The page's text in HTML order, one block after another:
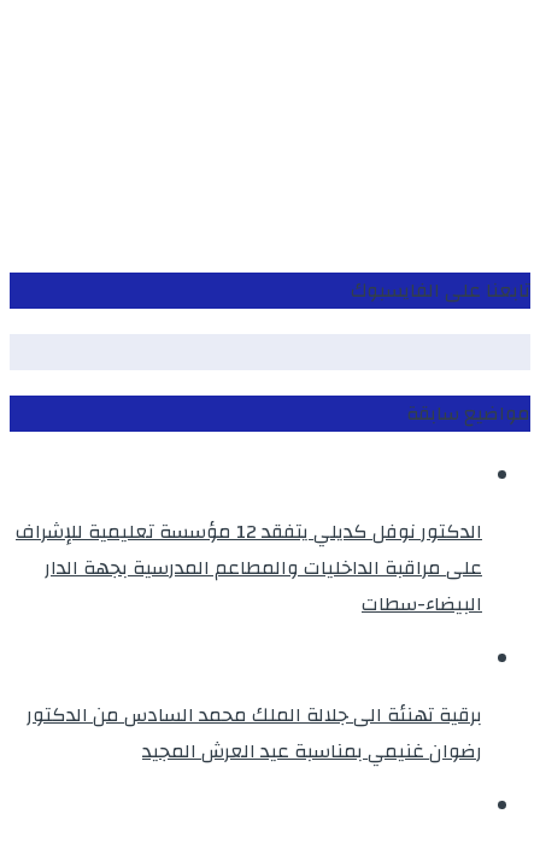
تابعنا على الفايسبوك
مواضيع سابقة
الدكتور نوفل كديلي يتفقد 12 مؤسسة تعليمية للإشراف
على مراقبة الداخليات والمطاعم المدرسية بجهة الدار
البيضاء-سطات
برقية تهنئة الى جلالة الملك محمد السادس من الدكتور
رضوان غنيمي بمناسبة عيد العرش المجيد